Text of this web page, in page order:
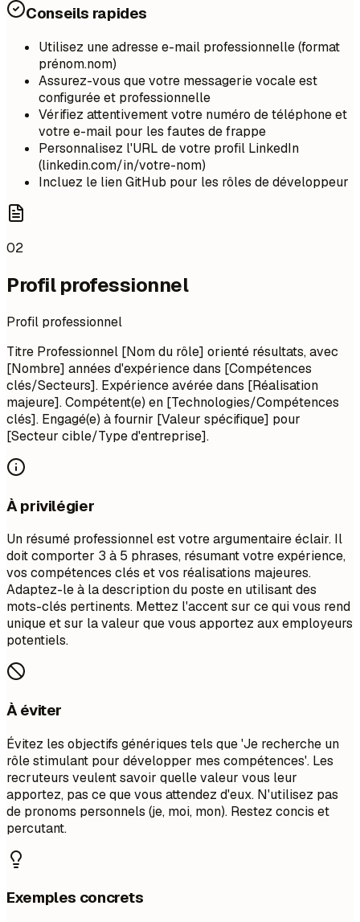
Conseils rapides
Utilisez une adresse e-mail professionnelle (format
prénom.nom)
Assurez-vous que votre messagerie vocale est
configurée et professionnelle
Vérifiez attentivement votre numéro de téléphone et
votre e-mail pour les fautes de frappe
Personnalisez l'URL de votre profil LinkedIn
(linkedin.com/in/votre-nom)
Incluez le lien GitHub pour les rôles de développeur
02
Profil professionnel
Profil professionnel
Titre Professionnel [Nom du rôle] orienté résultats, avec
[Nombre] années d'expérience dans [Compétences
clés/Secteurs]. Expérience avérée dans [Réalisation
majeure]. Compétent(e) en [Technologies/Compétences
clés]. Engagé(e) à fournir [Valeur spécifique] pour
[Secteur cible/Type d'entreprise].
À privilégier
Un résumé professionnel est votre argumentaire éclair. Il
doit comporter 3 à 5 phrases, résumant votre expérience,
vos compétences clés et vos réalisations majeures.
Adaptez-le à la description du poste en utilisant des
mots-clés pertinents. Mettez l'accent sur ce qui vous rend
unique et sur la valeur que vous apportez aux employeurs
potentiels.
À éviter
Évitez les objectifs génériques tels que 'Je recherche un
rôle stimulant pour développer mes compétences'. Les
recruteurs veulent savoir quelle valeur vous leur
apportez, pas ce que vous attendez d'eux. N'utilisez pas
de pronoms personnels (je, moi, mon). Restez concis et
percutant.
Exemples concrets